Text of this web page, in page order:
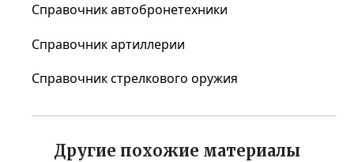
Справочник автобронетехники
Справочник артиллерии
Справочник стрелкового оружия
Другие похожие материалы